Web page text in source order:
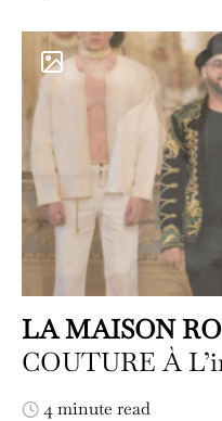
LA MAISON
COUTURE À
4 minute read